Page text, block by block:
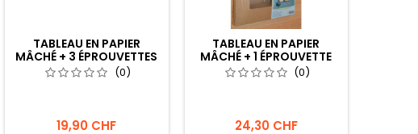
TABLEAU EN PAPIER
MÂCHÉ + 3 ÉPROUVETTES
30 X 30 X 4 CM
(0)
19,90 CHF
TABLEAU EN PAPIER
MÂCHÉ + 1 ÉPROUVETTE
24 X 46 X 5 CM
(0)
24,30 CHF